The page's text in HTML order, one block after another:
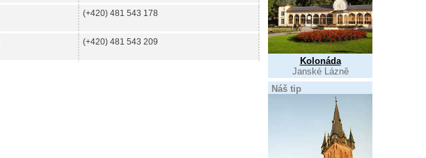
(+420) 481 543 178
(+420) 481 543 209
Kolonáda
Janské Lázně
Náš tip